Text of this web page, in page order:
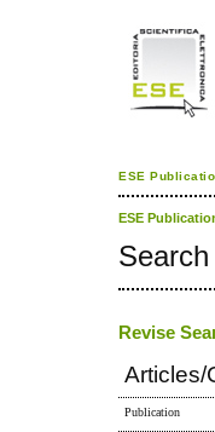
ESE
ESE
Revise
Articles/
Publication